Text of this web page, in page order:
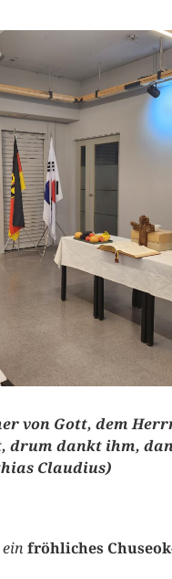
von Gott, dem
drum dankt ihm,
Claudius)
fröhliches